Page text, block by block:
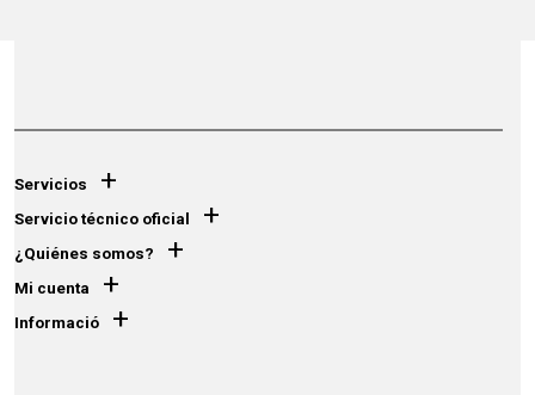
Servicios +
Servicio técnico oficial +
¿Quiénes somos? +
Mi cuenta +
Informació +